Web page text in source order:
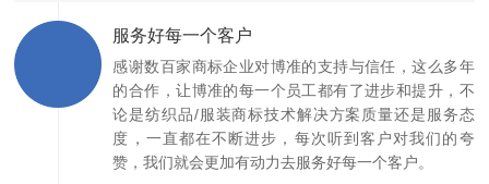
服务好每一个客户
感谢数百家商标企业对博准的支持与信任，这么多年
的合作，让博准的每一个员工都有了进步和提升，不
论是纺织品/服装商标技术解决方案质量还是服务态
度，一直都在不断进步，每次听到客户对我们的夸
赞，我们就会更加有动力去服务好每一个客户。